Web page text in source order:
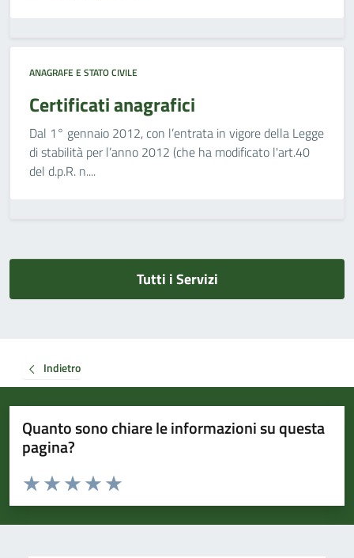
ANAGRAFE E STATO CIVILE
Certificati anagrafici
Dal 1° gennaio 2012, con l’entrata in vigore della Legge
di stabilità per l’anno 2012 (che ha modificato l'art.40
del d.p.R. n....
Tutti i Servizi
Indietro
Quanto sono chiare le informazioni su questa
pagina?
Valuta da 1 a 5 stelle la pagina
Valuta 5 stelle su 5
Valuta 4 stelle su 5
Valuta 3 stelle su 5
Valuta 2 stelle su 5
Valuta 1 stelle su 5